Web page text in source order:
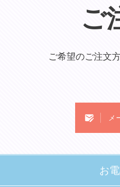
ご
ご希望のご注文
メ
お